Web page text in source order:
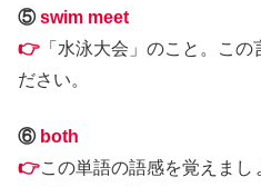
⑤swim meet
👉 「水泳大会」のこと。こ
ださい。
⑥ both
👉この単語の語感を覚えまし